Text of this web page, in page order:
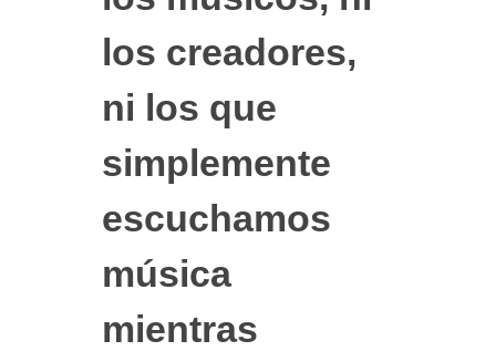
los creadores,
ni los que
simplemente
escuchamos
música
mientras